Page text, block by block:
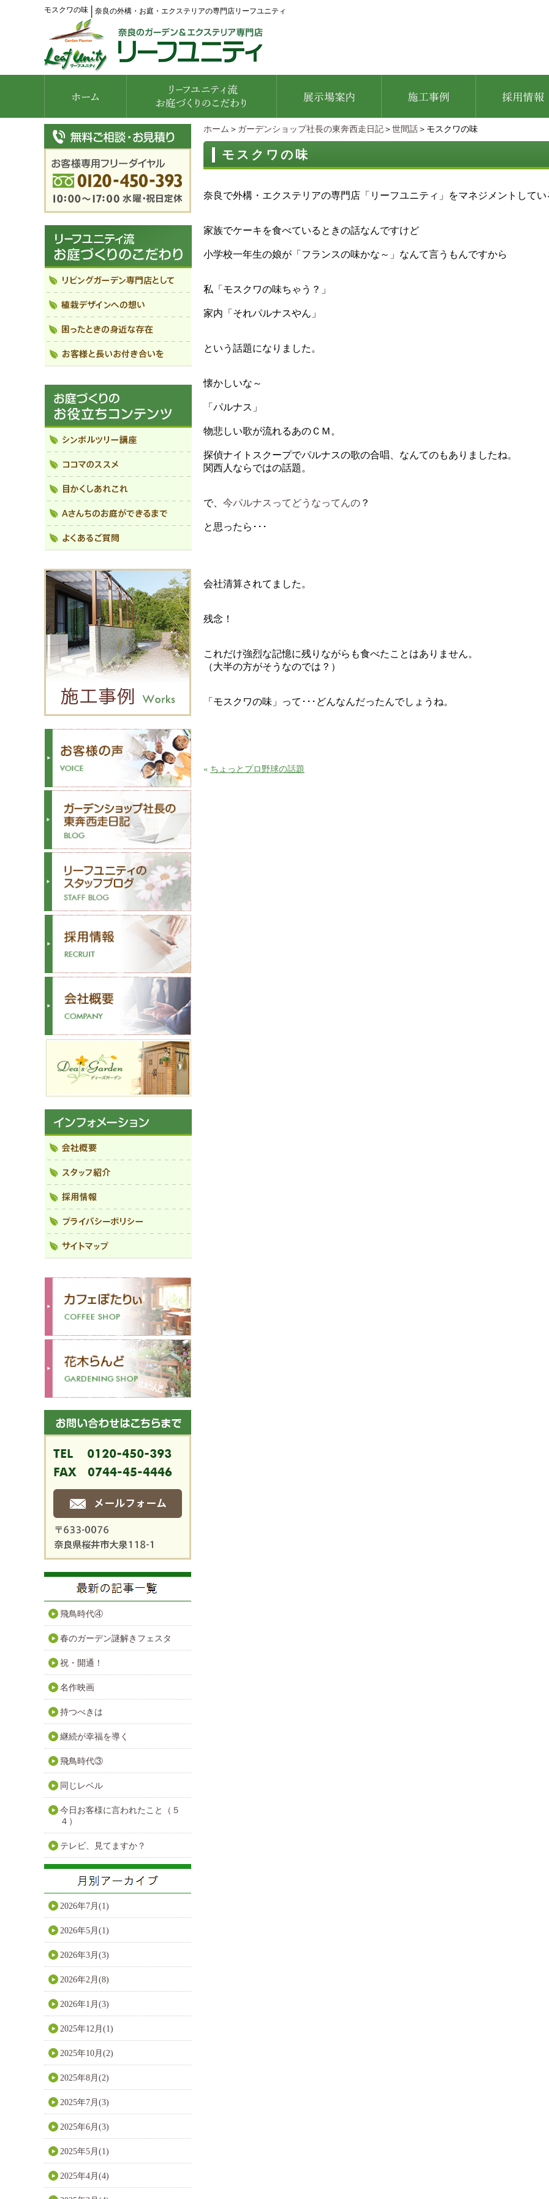
モスクワの味 奈良の外構・お庭・エクステリアの専門店リーフユニティ
ホーム ＞ ガーデンショップ社長の東奔西走日記 ＞ 世間話 ＞モスクワの味
モスクワの味
奈良で外構・エクステリアの専門店「リーフユニティ」をマネジメントしてい
家族でケーキを食べているときの話なんですけど
小学校一年生の娘が「フランスの味かな～」なんて言うもんですから
私「モスクワの味ちゃう？」
家内「それパルナスやん」
という話題になりました。
懐かしいな～
「パルナス」
物悲しい歌が流れるあのＣＭ。
探偵ナイトスクープでパルナスの歌の合唱、なんてのもありましたね。
関西人ならではの話題。
で、 今パルナスってどうなってんの ？
と思ったら･･･
会社清算されてました。
残念！
これだけ強烈な記憶に残りながらも食べたことはありません。
（大半の方がそうなのでは？）
「モスクワの味」って･･･どんなんだったんでしょうね。
« ちょっとプロ野球の話題
飛鳥時代④
春のガーデン謎解きフェスタ
祝・開通！
名作映画
持つべきは
継続が幸福を導く
飛鳥時代③
同じレベル
今日お客様に言われたこと（５
４）
テレビ、見てますか？
2026年7月(1)
2026年5月(1)
2026年3月(3)
2026年2月(8)
2026年1月(3)
2025年12月(1)
2025年10月(2)
2025年8月(2)
2025年7月(3)
2025年6月(3)
2025年5月(1)
2025年4月(4)